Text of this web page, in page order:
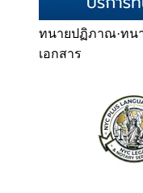
ทนายปฏิภาณ·ทน
เอกสาร